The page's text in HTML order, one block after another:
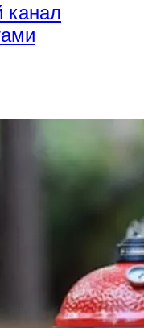
канал